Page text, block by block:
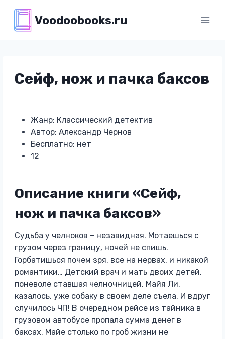
содержимому
Voodoobooks.ru
Сейф, нож и пачка баксов
Жанр: Классический детектив
Автор: Александр Чернов
Бесплатно: нет
12
Описание книги «Сейф,
нож и пачка баксов»
Судьба у челноков – незавидная. Мотаешься с
грузом через границу, ночей не спишь.
Горбатишься почем зря, все на нервах, и никакой
романтики… Детский врач и мать двоих детей,
поневоле ставшая челночницей, Майя Ли,
казалось, уже собаку в своем деле съела. И вдруг
случилось ЧП! В очередном рейсе из тайника в
грузовом автобусе пропала сумма денег в
баксах. Майе столько по гроб жизни не